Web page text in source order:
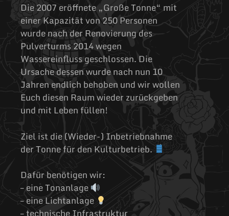
Die 2007 eröffnete „Große Tonne“ mit
einer Kapazität von 250 Personen
wurde nach der Renovierung des
Pulverturms 2014 wegen
Wassereinfluss geschlossen. Die
Ursache dessen wurde nach nun 10
Jahren endlich behoben und wir wollen
Euch diesen Raum wieder zurückgeben
und mit Leben füllen!
Ziel ist die (Wieder-) Inbetriebnahme
der Tonne für den Kulturbetrieb.
Dafür benötigen wir:
– eine Tonanlage
– eine Lichtanlage
– technische Infrastruktur